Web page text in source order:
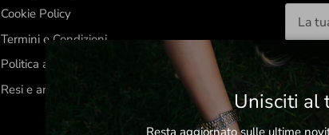
Cookie Policy
Termini e Condizioni
Politica annullamento e rimborso
Resi e annullamenti
Unisciti al